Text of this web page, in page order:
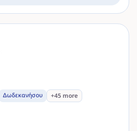
Δωδεκανήσου
+45 more